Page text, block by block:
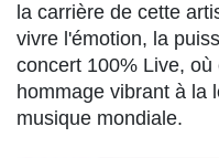
la carrière de cette
vivre l'émotion, la
concert 100% Live,
hommage vibrant à la
musique mondiale.